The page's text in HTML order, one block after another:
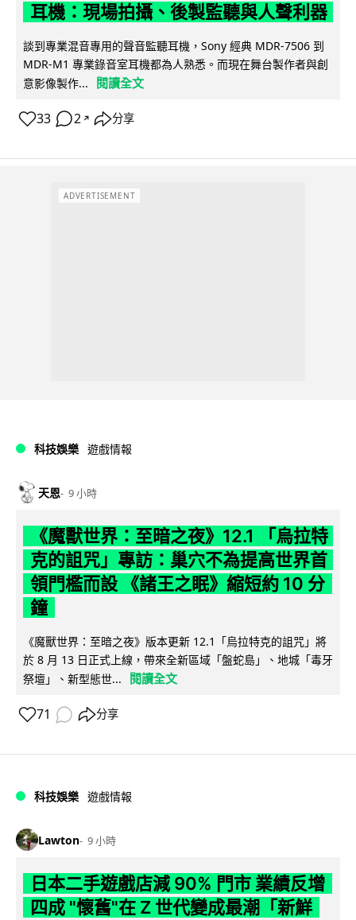
耳機：現場拍攝、後製監聽與人聲利器
談到專業混音專用的聲音監聽耳機，Sony 經典 MDR-7506 到
MDR-M1 專業錄音室耳機都為人熟悉。而現在舞台製作者與創
意影像製作...
閱讀全文
33 2 ↗ 分享
ADVERTISEMENT
科技娛樂 遊戲情報
天恩 9 小時
《魔獸世界：至暗之夜》12.1 「烏拉特
克的詛咒」專訪：巢穴不為提高世界首
領門檻而設 《諸王之眠》縮短約 10 分
鐘
《魔獸世界：至暗之夜》版本更新 12.1「烏拉特克的詛咒」將
於 8 月 13 日正式上線，帶來全新區域「盤蛇島」、地城「毒牙
祭壇」、新型態世...
閱讀全文
71 分享
科技娛樂 遊戲情報
Lawton 9 小時
日本二手遊戲店減 90% 門市 業績反增
四成 "懷舊"在 Z 世代變成最潮「新鮮